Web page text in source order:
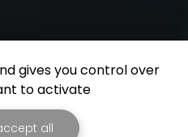
gives you control over
to activate
all